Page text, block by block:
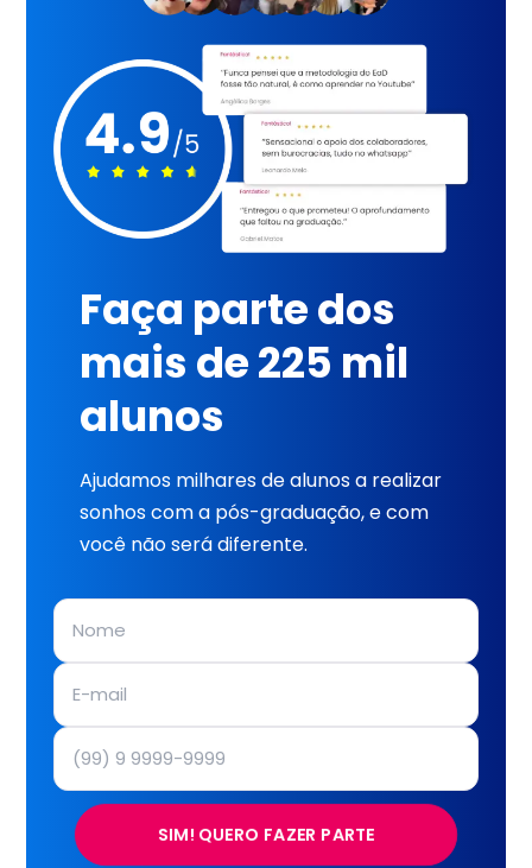
Faça parte dos
mais de 225 mil
alunos
Ajudamos milhares de alunos a realizar
sonhos com a pós-graduação, e com
você não será diferente.
SIM! QUERO FAZER PARTE